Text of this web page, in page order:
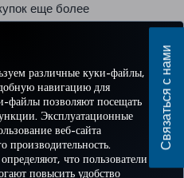
различные куки-файлы,
навигацию для
файлы позволяют посещать
Эксплуатационные
веб-сайта
производительность.
что пользователи
повысить удобство
еще более
эксклюзивные преимущества,
LinkedIn
TikTokБлогPinterest
Связаться с нами